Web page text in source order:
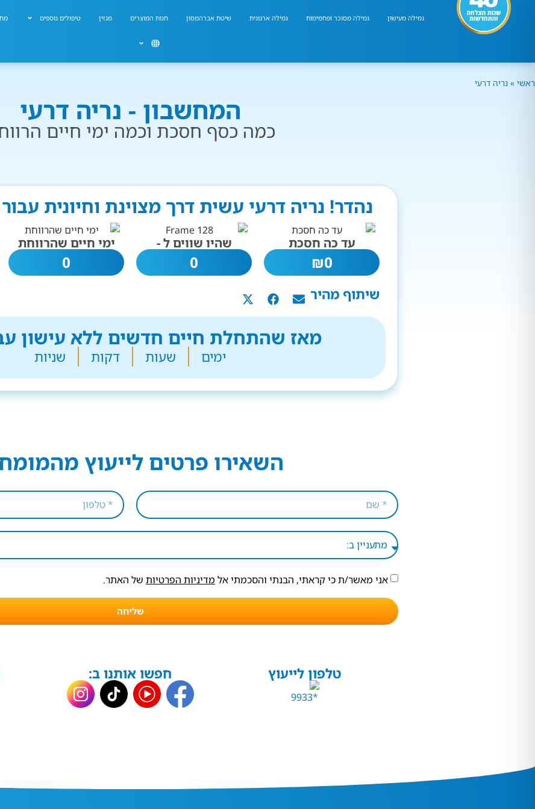
גמילה מעישון גמילה מסוכר ופחמימות גמילה ארגונית שיטת אברהמסון חנות המוצרים מגזין טיפולים נוספים
ראשי » נריה דרעי
המחשבון - נריה דרעי
כמה כסף חסכת וכמה ימי חיים
נהדר! נריה דרעי עשית דרך מצוינת וחיונית
עד כה חסכת
0
₪
שהיו שווים ל -
0
ימי חיים שהרווחת
0
שיתוף מהיר
מאז שהתחלת חיים חדשים ללא עישון
ימים שעות דקות שניות
השאירו פרטים לייעוץ
אני מאשר/ת כי קראתי, הבנתי והסכמתי אל מדיניות הפרטיות של האתר.
שליחה
טלפון לייעוץ חפשו אותנו ב: